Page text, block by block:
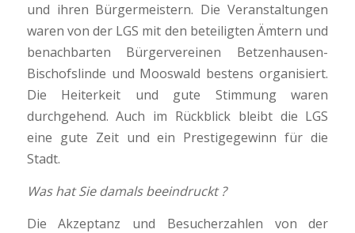
und ihren Bürgermeistern. Die Veranstaltungen
waren von der LGS mit den beteiligten Ämtern und
benachbarten Bürgervereinen Betzenhausen-
Bischofslinde und Mooswald bestens organisiert.
Die Heiterkeit und gute Stimmung waren
durchgehend. Auch im Rückblick bleibt die LGS
eine gute Zeit und ein Prestigegewinn für die
Stadt.
Was hat Sie damals beeindruckt ?
Die Akzeptanz und Besucherzahlen von der